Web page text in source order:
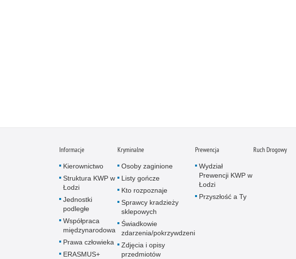
Informacje
Kierownictwo
Struktura KWP w
Łodzi
Jednostki
podległe
Współpraca
międzynarodowa
Prawa człowieka
ERASMUS+
Kryminalne
Osoby zaginione
Listy gończe
Kto rozpoznaje
Sprawcy kradzieży
sklepowych
Świadkowie
zdarzenia/pokrzywdzeni
Zdjęcia i opisy
przedmiotów
Prewencja
Wydział
Prewencji KWP w
Łodzi
Przyszłość a Ty
Ruch Drogowy